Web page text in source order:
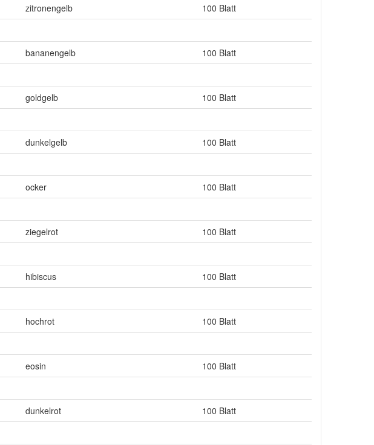
zitronengelb
100 Blatt
bananengelb
100 Blatt
goldgelb
100 Blatt
dunkelgelb
100 Blatt
ocker
100 Blatt
ziegelrot
100 Blatt
hibiscus
100 Blatt
hochrot
100 Blatt
eosin
100 Blatt
dunkelrot
100 Blatt